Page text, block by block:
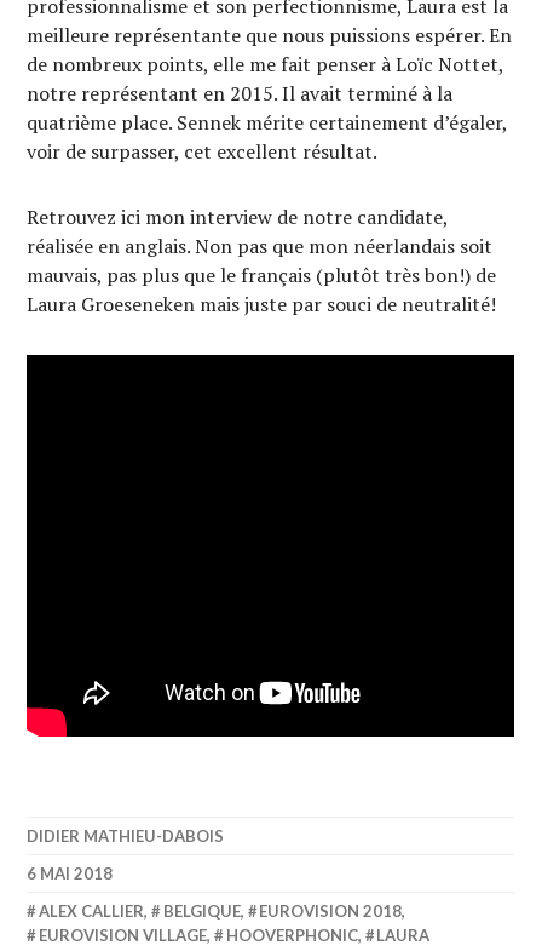
professionnalisme et son perfectionnisme, Laura est la
meilleure représentante que nous puissions espérer. En
de nombreux points, elle me fait penser à Loïc Nottet,
notre représentant en 2015. Il avait terminé à la
quatrième place. Sennek mérite certainement d’égaler,
voir de surpasser, cet excellent résultat.
Retrouvez ici mon interview de notre candidate,
réalisée en anglais. Non pas que mon néerlandais soit
mauvais, pas plus que le français (plutôt très bon!) de
Laura Groeseneken mais juste par souci de neutralité!
DIDIER MATHIEU-DABOIS
6 MAI 2018
ALEX CALLIER, BELGIQUE, EUROVISION 2018,
EUROVISION VILLAGE, HOOVERPHONIC,
LAURA